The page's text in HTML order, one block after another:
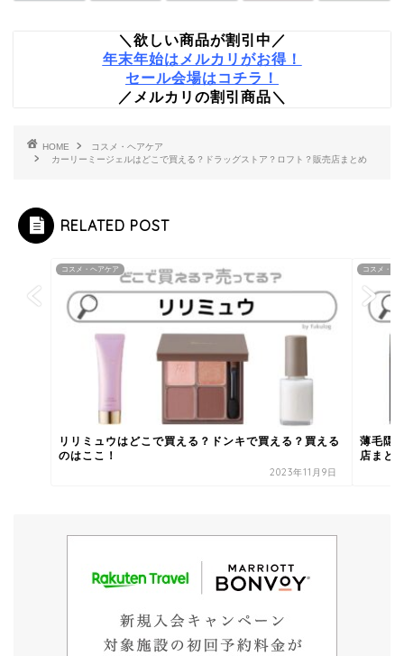
＼欲しい商品が割引中／
年末年始はメルカリがお得！
セール会場はコチラ！
／メルカリの割引商品＼
HOME
コスメ・ヘアケア
カーリーミージェルはどこで買える？ドラッグストア？ロフト？販売店まとめ
RELATED POST
コスメ・ヘアケア
リリミュウはどこで買える？ドンキで買える？買える
のはここ！
2023年11月9日
コスメ・ヘ
薄毛隠
店まと